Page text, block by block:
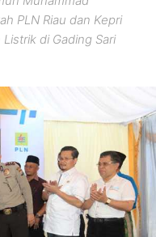
PLN Riau dan Kepri
di Gading Sari